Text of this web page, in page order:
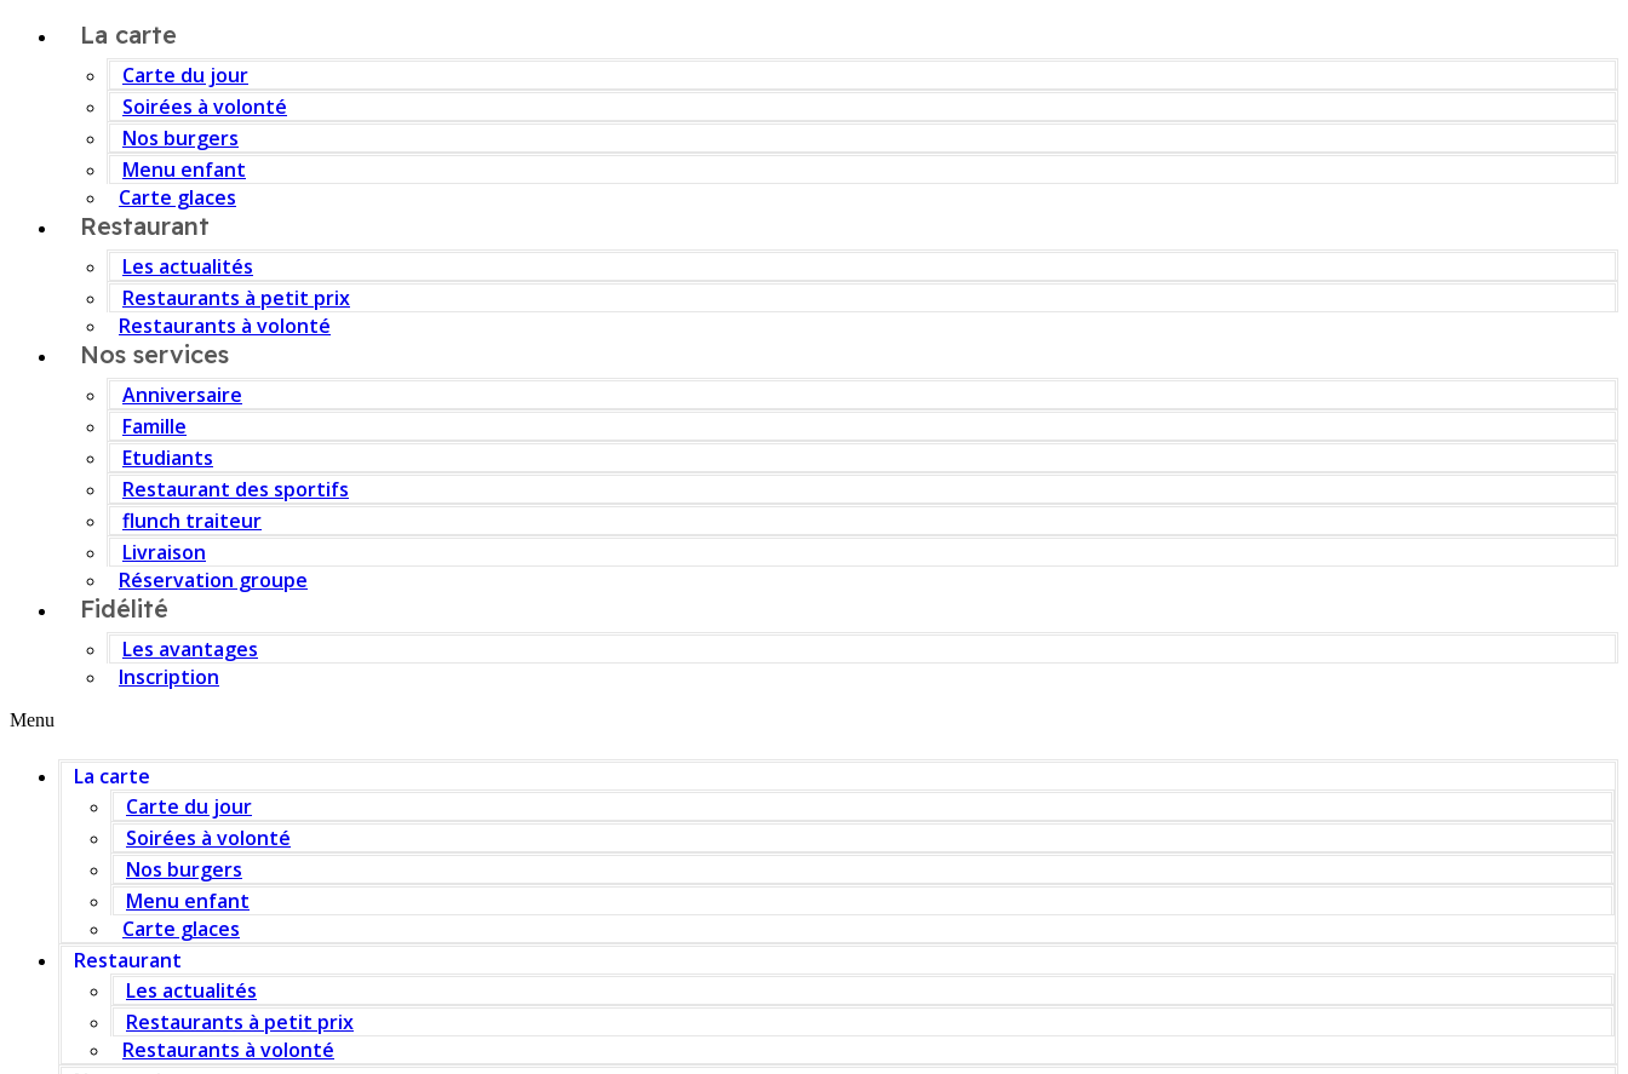
La carte
Carte du jour
Soirées à volonté
Nos burgers
Menu enfant
Carte glaces
Restaurant
Les actualités
Restaurants à petit prix
Restaurants à volonté
Nos services
Anniversaire
Famille
Etudiants
Restaurant des sportifs
flunch traiteur
Livraison
Réservation groupe
Fidélité
Les avantages
Inscription
Menu
La carte
Carte du jour
Soirées à volonté
Nos burgers
Menu enfant
Carte glaces
Restaurant
Les actualités
Restaurants à petit prix
Restaurants à volonté